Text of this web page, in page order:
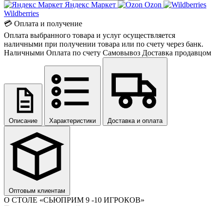
Яндекс Маркет
Ozon
Wildberries
💳 Оплата и получение
Оплата выбранного товара и услуг осуществляется
наличными при получении товара или по счету через банк.
Наличными Оплата по счету Самовывоз Доставка продавцом
Описание Характеристики Доставка и оплата
Оптовым клиентам
О СТОЛЕ «СЬЮПРИМ 9 -10 ИГРОКОВ»